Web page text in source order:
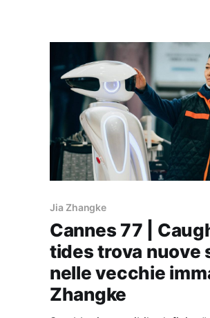
Jia Zhangke
Cannes 77 |
tides trova nuove
nelle vecchie
Zhangke